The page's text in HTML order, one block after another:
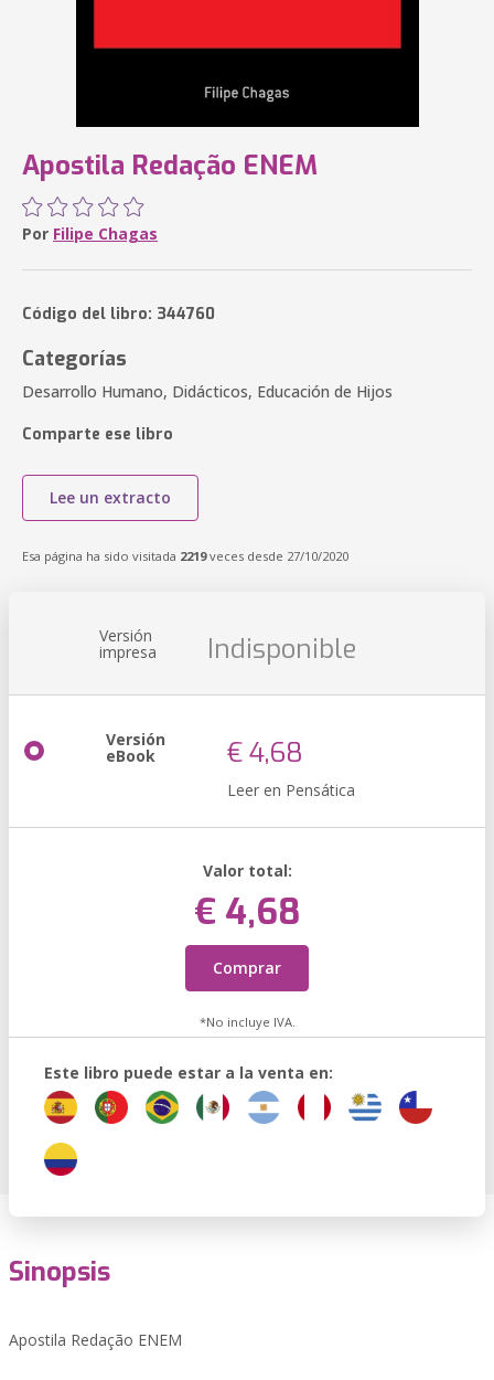
Apostila Redação ENEM
Por Filipe Chagas
Código del libro: 344760
Categorías
Desarrollo Humano, Didácticos, Educación de Hijos
Comparte ese libro
Lee un extracto
Esa página ha sido visitada 2219veces desde 27/10/2020
Versión
impresa Indisponible
Versión
eBook € 4,68
Leer en Pensática
Valor total:
€ 4,68
Comprar
*No incluye IVA.
Este libro puede estar a la venta en:
Sinopsis
Apostila Redação ENEM